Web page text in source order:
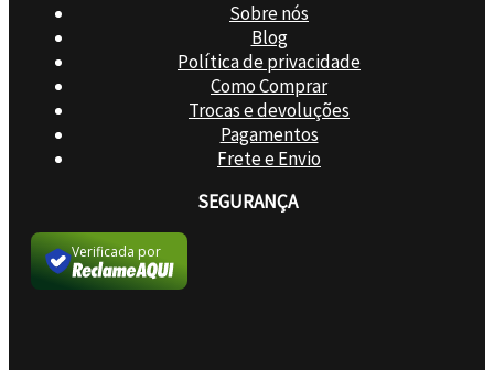
Sobre nós
Blog
Política de privacidade
Como Comprar
Trocas e devoluções
Pagamentos
Frete e Envio
SEGURANÇA
Verificada por